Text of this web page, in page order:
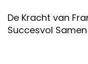
De Kracht van
Succesvol